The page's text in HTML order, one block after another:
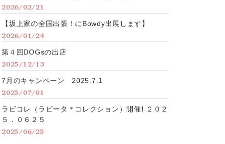
2026/02/21
【坂上家の全国出張！にBowdy出展します】
2026/01/24
第４回DOGsの出店
2025/12/13
7月のキャンペーン 2025.7.1
2025/07/01
ラビコレ（ラビータ＊コレクション）開催❗️ ２０２
５．０６２５
2025/06/25